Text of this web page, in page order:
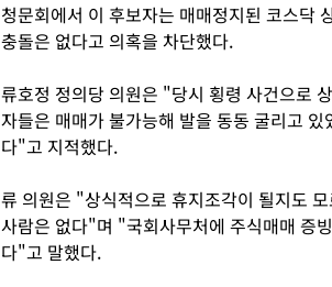
청문회에서 이 후보자는 매매정지된 코스닥
충돌은 없다고 의혹을 차단했다.
류호정 정의당 의원은 "당시 횡령 사건으로
자들은 매매가 불가능해 발을 동동 굴리고
다"고 지적했다.
류 의원은 "상식적으로 휴지조각이 될지도
사람은 없다"며 "국회사무처에 주식매매 증
다"고 말했다.